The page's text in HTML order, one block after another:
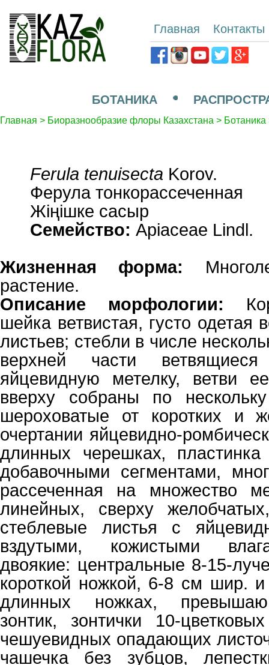
Главная Контакты
БОТАНИКА
Главная > Биоразнообразие флоры Казахстана > Ботаника
Ferula tenuisecta Korov.
Ферула тонкорассеченная
Жіңішке сасыр
Семейство: Apiaceae Lindl.
Жизненная форма:
растение.
Описание морфологии:
шейка ветвистая, густо одетая
листьев; стебли в числе
верхней части
яйцевидную метелку, ветви
вверху собраны по
шероховатые от коротких и
очертании яйцевидно-
длинных черешках‚
добавочными сегментами,
рассеченная на множество
линейных, сверху
стеблевые листья с
вздутыми, кожистыми
двоякие: центральные 8-15-
короткой ножкой, 6-8 см шир.
длинных ножках,
зонтик, зонтички 10-
чешуевидных опадающих
чашечка без зубцов,